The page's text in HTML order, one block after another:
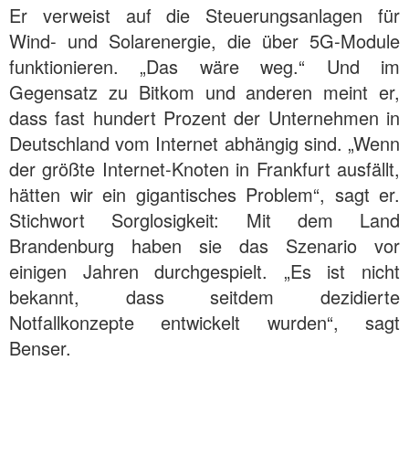
Er verweist auf die Steuerungsanlagen für
Wind- und Solarenergie, die über 5G-Module
funktionieren. „Das wäre weg.“ Und im
Gegensatz zu Bitkom und anderen meint er,
dass fast hundert Prozent der Unternehmen in
Deutschland vom Internet abhängig sind. „Wenn
der größte Internet-Knoten in Frankfurt ausfällt,
hätten wir ein gigantisches Problem“, sagt er.
Stichwort Sorglosigkeit: Mit dem Land
Brandenburg haben sie das Szenario vor
einigen Jahren durchgespielt. „Es ist nicht
bekannt, dass seitdem dezidierte
Notfallkonzepte entwickelt wurden“, sagt
Benser.